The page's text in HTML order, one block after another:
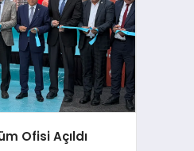
Ofisi Açıldı